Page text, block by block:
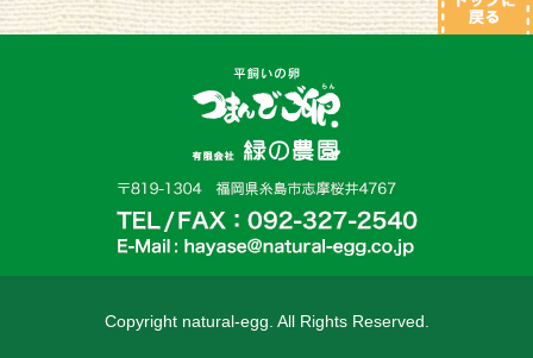
Copyright natural-egg. All Rights Reserved.